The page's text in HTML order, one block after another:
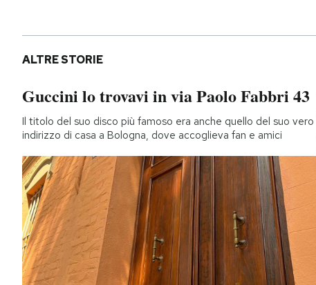
ALTRE STORIE
Guccini lo trovavi in via Paolo Fabbri 43
Il titolo del suo disco più famoso era anche quello del suo vero
indirizzo di casa a Bologna, dove accoglieva fan e amici